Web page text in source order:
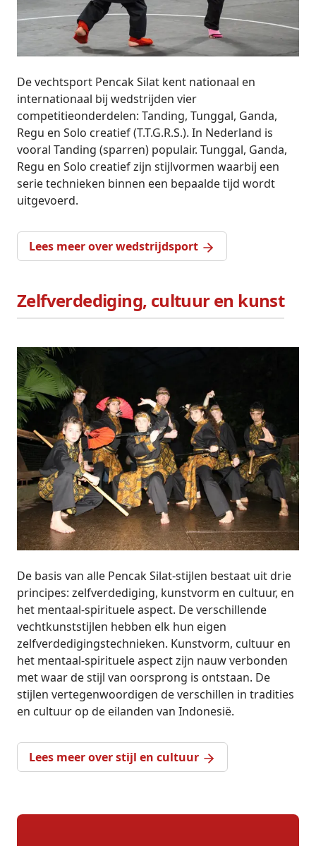
De vechtsport Pencak Silat kent nationaal en
internationaal bij wedstrijden vier
competitieonderdelen: Tanding, Tunggal, Ganda,
Regu en Solo creatief (T.T.G.R.S.). In Nederland is
vooral Tanding (sparren) populair. Tunggal, Ganda,
Regu en Solo creatief zijn stijlvormen waarbij een
serie technieken binnen een bepaalde tijd wordt
uitgevoerd.
Lees meer over wedstrijdsport
Zelfverdediging, cultuur en kunst
De basis van alle Pencak Silat-stijlen bestaat uit drie
principes: zelfverdediging, kunstvorm en cultuur, en
het mentaal-spirituele aspect. De verschillende
vechtkunststijlen hebben elk hun eigen
zelfverdedigingstechnieken. Kunstvorm, cultuur en
het mentaal-spirituele aspect zijn nauw verbonden
met waar de stijl van oorsprong is ontstaan. De
stijlen vertegenwoordigen de verschillen in tradities
en cultuur op de eilanden van Indonesië.
Lees meer over stijl en cultuur